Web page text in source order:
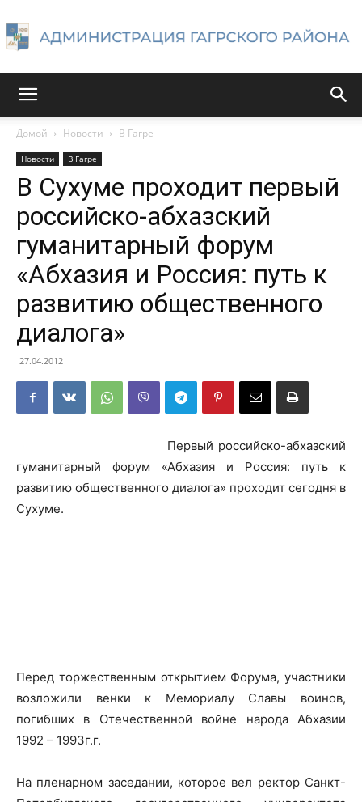
района
Домой Новости В Гагре
Новости В Гагре
В Сухуме проходит первый
российско-абхазский
гуманитарный форум
«Абхазия и Россия: путь к
развитию общественного
диалога»
27.04.2012
Первый российско-абхазский
гуманитарный форум «Абхазия и Россия: путь к
развитию общественного диалога» проходит сегодня в
Сухуме.
Перед торжественным открытием Форума, участники
возложили венки к Мемориалу Славы воинов,
погибших в Отечественной войне народа Абхазии
1992 – 1993г.г.
На пленарном заседании, которое вел ректор Санкт-